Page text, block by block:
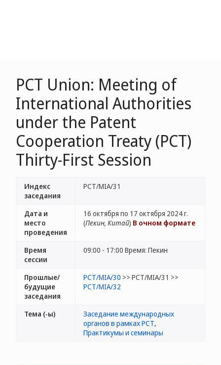
PCT Union: Meeting of
International Authorities
under the Patent
Cooperation Treaty (PCT)
Thirty-First Session
Индекс
заседания
PCT/MIA/31
Дата и
место
проведения
16 октября по 17 октября 2024 г.
(Пекин, Китай) В очном формате
Время
сессии
09:00 - 17:00 Время: Пекин
Прошлые/
будущие
заседания
PCT/MIA/30 >> PCT/MIA/31 >>
PCT/MIA/32
Тема (-ы)
Заседание международных
органов в рамках РСТ,
Практикумы и семинары